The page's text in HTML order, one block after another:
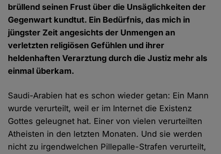
brüllend seinen Frust über die Unsäglichkeiten der
Gegenwart kundtut. Ein Bedürfnis, das mich in
jüngster Zeit angesichts der Unmengen an
verletzten religiösen Gefühlen und ihrer
heldenhaften Verarztung durch die Justiz mehr als
einmal überkam.
Saudi-Arabien hat es schon wieder getan: Ein Mann
wurde verurteilt, weil er im Internet die Existenz
Gottes geleugnet hat. Einer von vielen verurteilten
Atheisten in den letzten Monaten. Und sie werden
nicht zu irgendwelchen Pillepalle-Strafen verurteilt,